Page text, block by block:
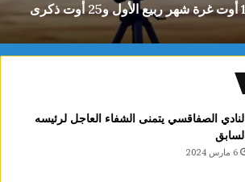
مدينة العلوم: فلكيًا 14 أوت غرة شهر ربيع الأول و25 أوت ذكرى
النادي الصفاقسي يتمنى الشفاء العاجل لرئيسه
السابق
6 مارس 2024